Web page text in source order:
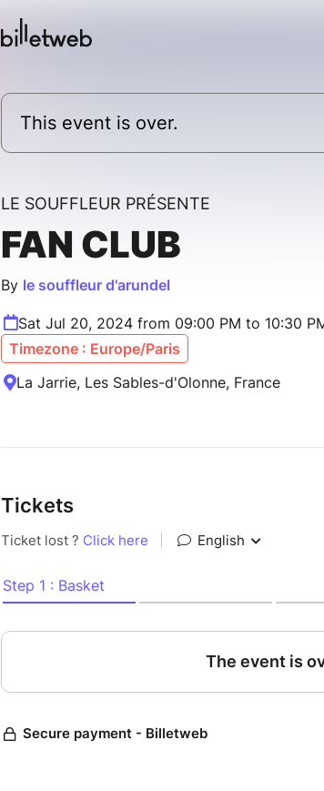
This event is over.
LE SOUFFLEUR PRÉSENTE
FAN CLUB
By le souffleur d'arundel
Sat Jul 20, 2024 from 09:00 PM to 10:30
Timezone : Europe/Paris
La Jarrie, Les Sables-d'Olonne, France
Tickets